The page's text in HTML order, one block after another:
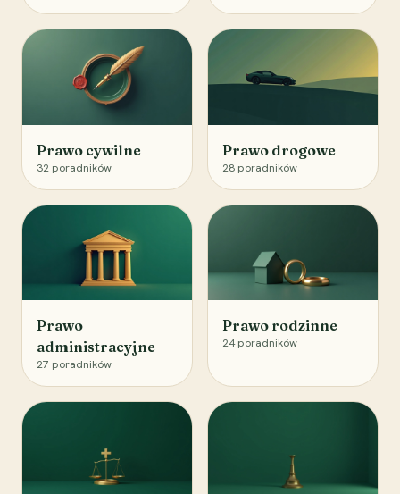
Prawo cywilne
32 poradników
Prawo drogowe
28 poradników
Prawo
administracyjne
27 poradników
Prawo rodzinne
24 poradników